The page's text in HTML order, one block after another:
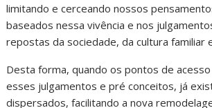
limitando e cerceando nossos
baseados nessa vivência e nos
repostas da sociedade, da cultura familiar
Desta forma, quando os pontos de
esses julgamentos e pré conceitos, já
dispersados, facilitando a nova